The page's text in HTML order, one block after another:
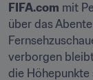
FIFA.com mit
über das
verborgen
die Höhepunkte